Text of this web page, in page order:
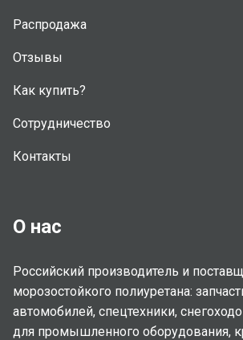
Распродажа
Отзывы
Как купить?
Сотрудничество
Контакты
О нас
Российский производитель и
морозостойкого полиуретана:
автомобилей, спецтехники,
для промышленного оборудования,